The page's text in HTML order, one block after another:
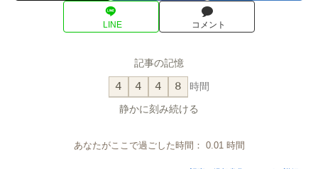
LINE コメント
記事の記憶
4 4 4 8 時間
静かに刻み続ける
あなたがここで過ごした時間： 0.01時間